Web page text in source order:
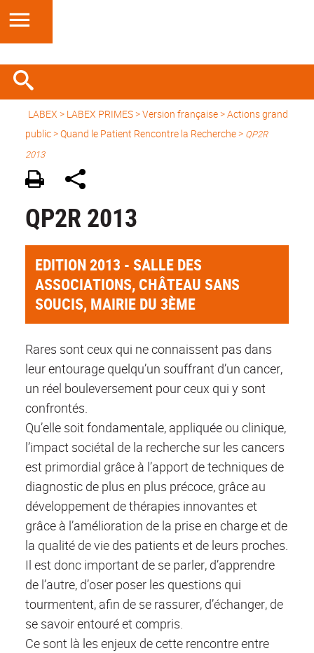
LABEX > LABEX PRIMES>Version française> Actions grand
public >Quand le Patient Rencontre la Recherche> QP2R
2013
QP2R 2013
EDITION 2013 - SALLE DES
ASSOCIATIONS, CHÂTEAU SANS
SOUCIS, MAIRIE DU 3ÈME
Rares sont ceux qui ne connaissent pas dans
leur entourage quelqu’un souffrant d’un cancer,
un réel bouleversement pour ceux qui y sont
confrontés.
Qu’elle soit fondamentale, appliquée ou clinique,
l’impact sociétal de la recherche sur les cancers
est primordial grâce à l’apport de techniques de
diagnostic de plus en plus précoce, grâce au
développement de thérapies innovantes et
grâce à l’amélioration de la prise en charge et de
la qualité de vie des patients et de leurs proches.
Il est donc important de se parler, d’apprendre
de l’autre, d’oser poser les questions qui
tourmentent, afin de se rassurer, d’échanger, de
se savoir entouré et compris.
Ce sont là les enjeux de cette rencontre entre